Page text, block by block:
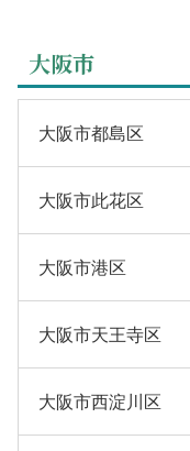
大阪市
大阪市都島区
大阪市此花区
大阪市港区
大阪市天王寺区
大阪市西淀川区